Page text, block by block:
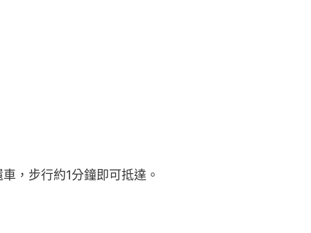
，步行約1分鐘即可抵達。